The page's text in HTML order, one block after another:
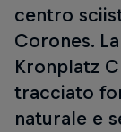
centro
Corones.
Kronplatz
tracciato
naturale e